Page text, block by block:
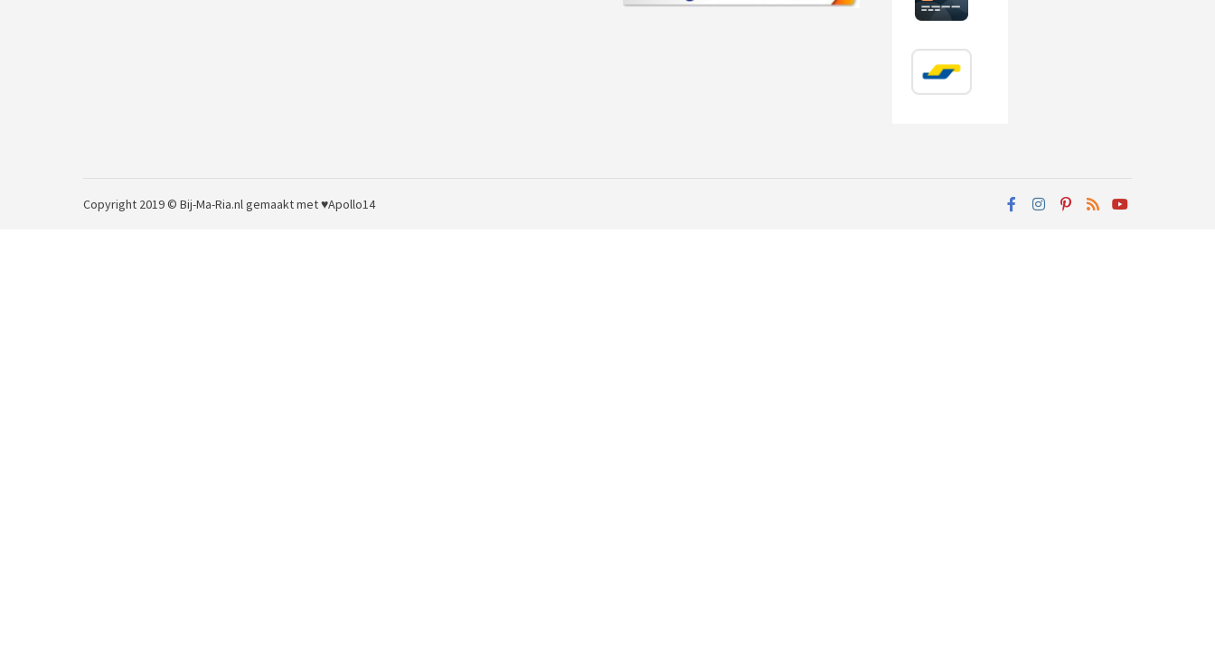
Copyright 2019 © Bij-Ma-Ria.nlgemaakt met ♥Apollo14